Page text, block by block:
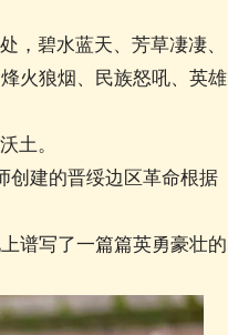
，碧水蓝天、芳草凄凄、
火狼烟、民族怒吼、英雄
土。
创建的晋绥边区革命根据
谱写了一篇篇英勇豪壮的